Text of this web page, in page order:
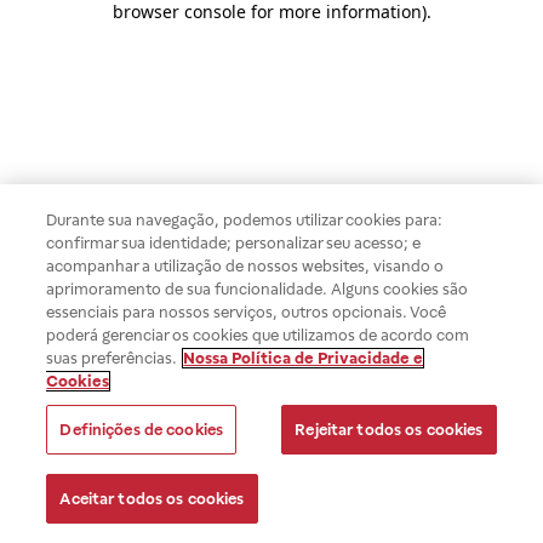
browser console for more information).
Durante sua navegação, podemos utilizar cookies para:
confirmar sua identidade; personalizar seu acesso; e
acompanhar a utilização de nossos websites, visando o
aprimoramento de sua funcionalidade. Alguns cookies são
essenciais para nossos serviços, outros opcionais. Você
poderá gerenciar os cookies que utilizamos de acordo com
suas preferências. Nossa Política de Privacidade e
Cookies
Definições de cookies Rejeitar todos os cookies
Aceitar todos os cookies